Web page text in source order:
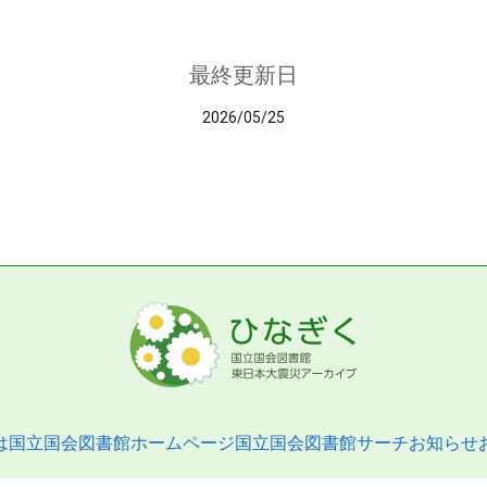
最終更新日
2026/05/25
国立国会図書館ホームページ国立国会図書館サーチお知らせ